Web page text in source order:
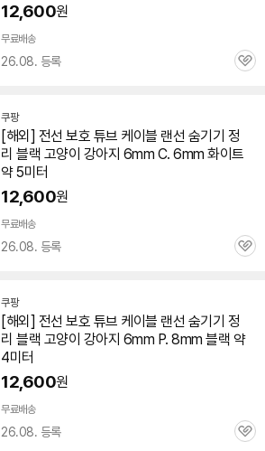
12,600원
무료배송
26.08. 등록
관
쿠팡
[해외] 전선 보호 튜브 케이블 랜선 숨기기 정
리 블랙 고양이 강아지 6mm C. 6mm 화이트
약 5미터
12,600원
무료배송
26.08. 등록
관
쿠팡
[해외] 전선 보호 튜브 케이블 랜선 숨기기 정
리 블랙 고양이 강아지 6mm P. 8mm 블랙 약
4미터
12,600원
무료배송
26.08. 등록
관